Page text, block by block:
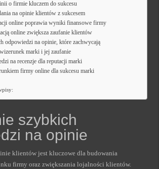
o firmie kluczem do sukcesu
na opinie klientów z sukcesem
online poprawia wyniki finansowe firmy
online zwiększa zaufanie klientów
odpowiedzi na opinie, które zachwycają
marki i jej zaufanie
na recenzje dla reputacji marki
firmy online dla sukcesu marki
szybkich
na opinie
klientów jest kluczowe dla budowania
firmy oraz zwiększania lojalności klientów.